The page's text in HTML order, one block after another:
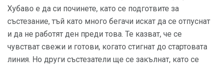
Хубаво е да си починете, като се подготвите за
състезание, тъй като много бегачи искат да се отпуснат
и да не работят ден преди това. Те казват, че се
чувстват свежи и готови, когато стигнат до стартовата
линия. Но други състезатели ще се закълнат, като се